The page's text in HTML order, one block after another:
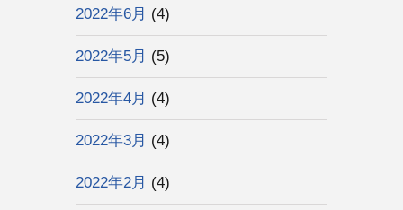
2022年6月 (4)
2022年5月 (5)
2022年4月 (4)
2022年3月 (4)
2022年2月 (4)